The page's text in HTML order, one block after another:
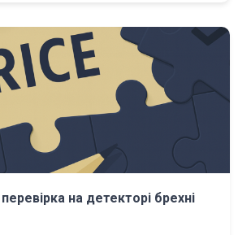
на детекторі брехні